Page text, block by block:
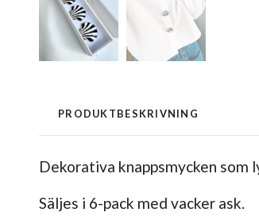
PRODUKTBESKRIVNING
Dekorativa knappsmycken
Säljes i 6-pack med vacker ask.